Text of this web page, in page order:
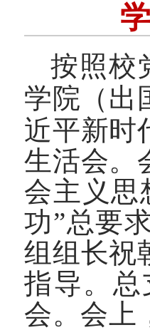
按照校
学院（出
近平新时
生活会。
会主义思
功”总要
组组长祝
指导。
会。 会上